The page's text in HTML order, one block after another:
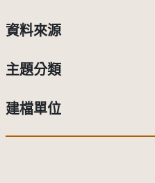
資料來源
主題分類
建檔單位